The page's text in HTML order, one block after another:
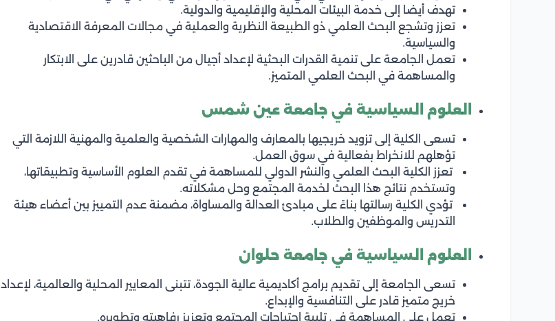
تهدف أيضا إلى خدمة البيئات المحلية والإقليمية والدولية.
تعزز وتشجع البحث العلمي ذو الطبيعة النظرية والعملية في مجالات المعرفة الاقتصادية
والسياسية.
تعمل الجامعة على تنمية القدرات البحثية لإعداد أجيال من الباحثين قادرين على الابتكار
والمساهمة في البحث العلمي المتميز.
العلوم السياسية في جامعة عين شمس
تسعى الكلية إلى تزويد خريجيها بالمعارف والمهارات الشخصية والعلمية والمهنية اللازمة التي
تؤهلهم للانخراط بفعالية في سوق العمل.
تعزز الكلية البحث العلمي والنشر الدولي للمساهمة في تقدم العلوم الأساسية وتطبيقاتها،
وتستخدم نتائج هذا البحث لخدمة المجتمع وحل مشكلاته.
تؤدي الكلية رسالتها بناءً على مبادئ العدالة والمساواة، مضمنة عدم التمييز بين أعضاء هيئة
التدريس والموظفين والطلاب.
العلوم السياسية في جامعة حلوان
تسعى الجامعة إلى تقديم برامج أكاديمية عالية الجودة، تتبنى المعايير المحلية والعالمية، لإعداد
خريج متميز قادر على التنافسية والإبداع.
تعمل على المساهمة في تلبية احتياجات المجتمع وتعزيز رفاهيته وتطويره.